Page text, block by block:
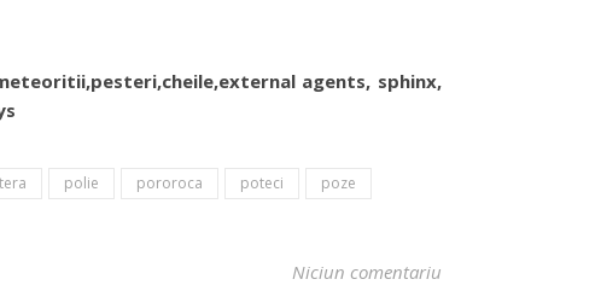
agents, sphinx,
polie pororoca poteci
poze
Niciun comentariu